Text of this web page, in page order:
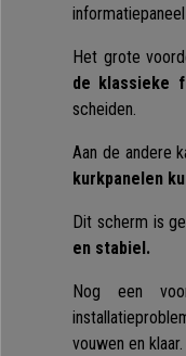
Het grote
de klassieke
scheiden.
Aan de andere
kurkpanelen
Dit scherm is
en stabiel.
Nog een
vouwen en klaar.